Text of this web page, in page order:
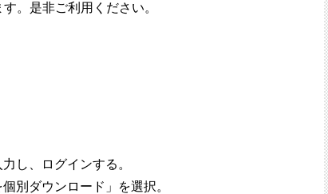
。是非ご利用ください。
し、ログインする。
別ダウンロード」を選択。